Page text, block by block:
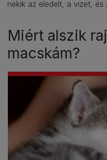
nekik az eledelt, a vizet, és
Miért alszik
macskám?